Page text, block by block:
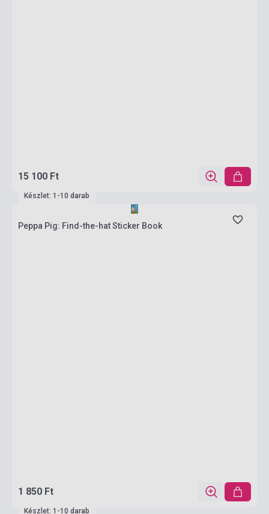
15 100 Ft
Készlet: 1-10 darab
Peppa Pig: Find-the-hat Sticker Book
1 850 Ft
Készlet: 1-10 darab